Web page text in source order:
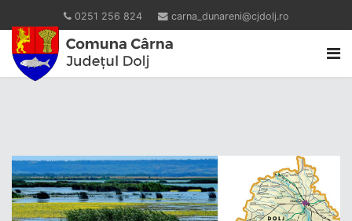
0251 256 824 carna_dunareni@cjdolj.ro